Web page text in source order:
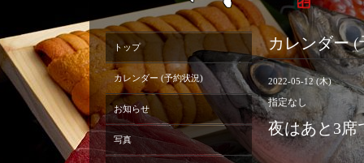
カレンダー
2022-05-12 (木)
指定なし
夜はあと3席
トップ
カレンダー (予約状況)
お知らせ
写真